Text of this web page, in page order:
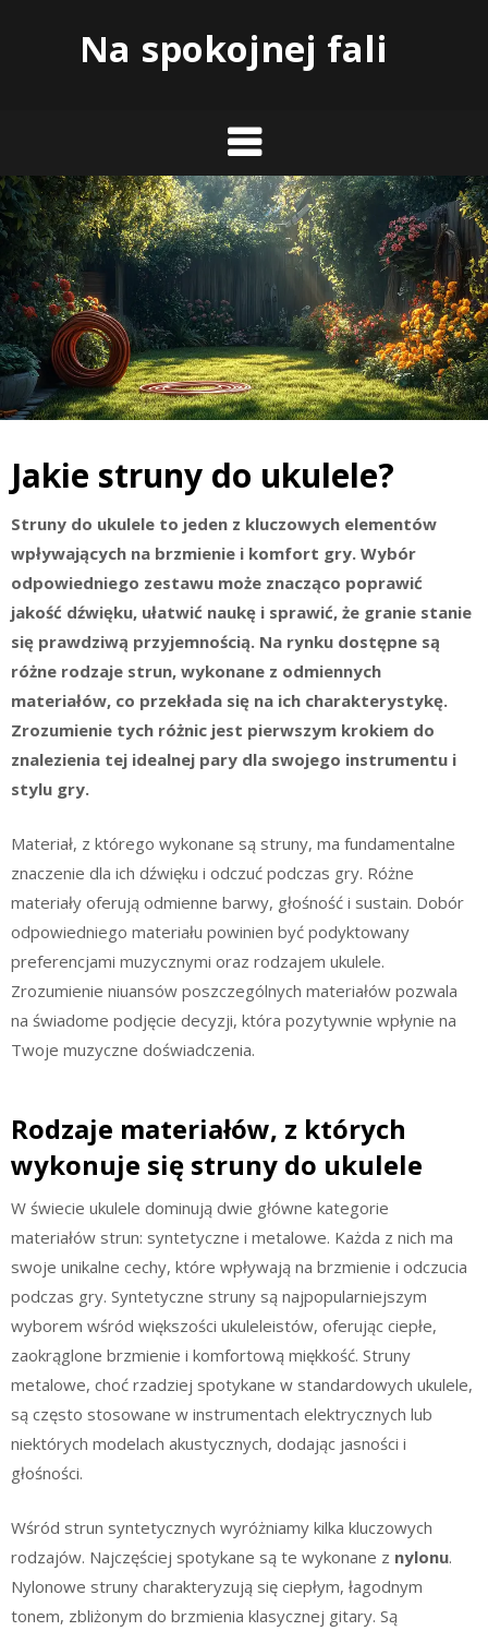
Na spokojnej fali
Jakie struny do ukulele?
Struny do ukulele to jeden z kluczowych elementów
wpływających na brzmienie i komfort gry. Wybór
odpowiedniego zestawu może znacząco poprawić
jakość dźwięku, ułatwić naukę i sprawić, że granie stanie
się prawdziwą przyjemnością. Na rynku dostępne są
różne rodzaje strun, wykonane z odmiennych
materiałów, co przekłada się na ich charakterystykę.
Zrozumienie tych różnic jest pierwszym krokiem do
znalezienia tej idealnej pary dla swojego instrumentu i
stylu gry.
Materiał, z którego wykonane są struny, ma fundamentalne
znaczenie dla ich dźwięku i odczuć podczas gry. Różne
materiały oferują odmienne barwy, głośność i sustain. Dobór
odpowiedniego materiału powinien być podyktowany
preferencjami muzycznymi oraz rodzajem ukulele.
Zrozumienie niuansów poszczególnych materiałów pozwala
na świadome podjęcie decyzji, która pozytywnie wpłynie na
Twoje muzyczne doświadczenia.
Rodzaje materiałów, z których
wykonuje się struny do ukulele
W świecie ukulele dominują dwie główne kategorie
materiałów strun: syntetyczne i metalowe. Każda z nich ma
swoje unikalne cechy, które wpływają na brzmienie i odczucia
podczas gry. Syntetyczne struny są najpopularniejszym
wyborem wśród większości ukuleleistów, oferując ciepłe,
zaokrąglone brzmienie i komfortową miękkość. Struny
metalowe, choć rzadziej spotykane w standardowych ukulele,
są często stosowane w instrumentach elektrycznych lub
niektórych modelach akustycznych, dodając jasności i
głośności.
Wśród strun syntetycznych wyróżniamy kilka kluczowych
rodzajów. Najczęściej spotykane są te wykonane z nylonu.
Nylonowe struny charakteryzują się ciepłym, łagodnym
tonem, zbliżonym do brzmienia klasycznej gitary. Są